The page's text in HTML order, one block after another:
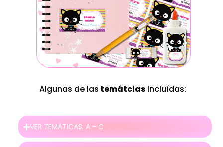
Algunas de las temátciasincluídas:
VER TEMÁTICAS: A - C